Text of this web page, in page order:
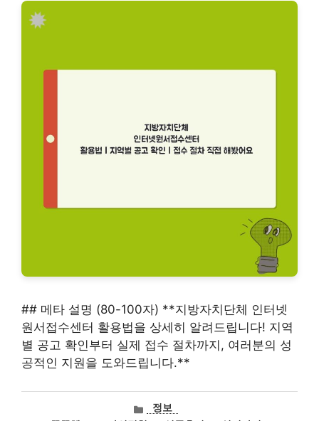
## 메타 설명 (80-100자) **지방자치단체 인터넷
원서접수센터 활용법을 상세히 알려드립니다! 지역
별 공고 확인부터 실제 접수 절차까지, 여러분의 성
공적인 지원을 도와드립니다.**
카정보